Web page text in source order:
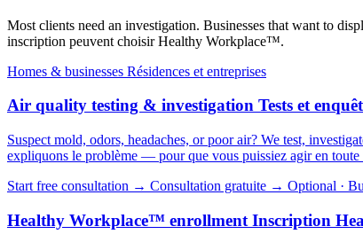
Most clients need an investigation. Businesses that want to
inscription peuvent choisir Healthy Workplace™.
Homes & businesses Résidences et entreprises
Air quality testing & investigation Tests et
Suspect mold, odors, headaches, or poor air? We test,
expliquons le problème — pour que vous puissiez agir en toute
Start free consultation → Consultation gratuite → Optional ·
Healthy Workplace™ enrollment Inscription